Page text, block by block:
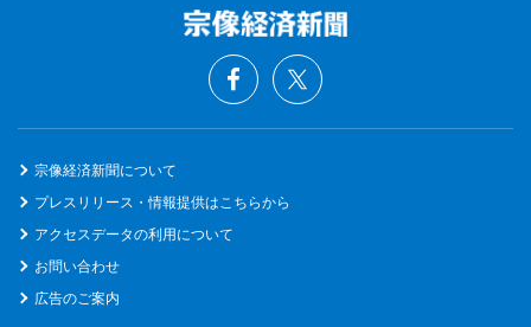
宗像経済新聞について
プレスリリース・情報提供はこちらから
アクセスデータの利用について
お問い合わせ
広告のご案内